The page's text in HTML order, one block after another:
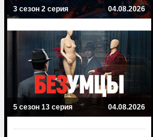
3 сезон 2 серия 04.08.2026
5 сезон 13 серия 04.08.2026